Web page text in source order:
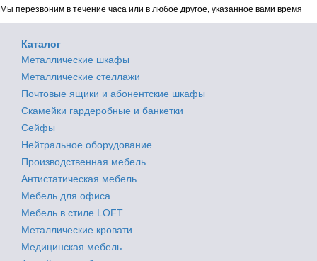
Мы перезвоним в течение часа или в любое другое, указанное вами время
Каталог
Металлические шкафы
Металлические стеллажи
Почтовые ящики и абонентские шкафы
Скамейки гардеробные и банкетки
Сейфы
Нейтральное оборудование
Производственная мебель
Антистатическая мебель
Мебель для офиса
Мебель в стиле LOFT
Металлические кровати
Медицинская мебель